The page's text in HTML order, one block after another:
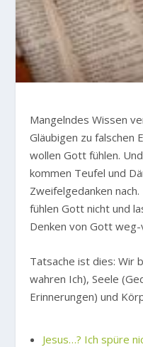
Mangelndes Wissen
Gläubigen zu falschen
wollen Gott fühlen.
kommen Teufel und
Zweifelgedanken
fühlen Gott nicht und
Denken von Gott
Tatsache ist dies: Wir
wahren Ich), Seele
Erinnerungen) und
Jesus…? Ich spüre